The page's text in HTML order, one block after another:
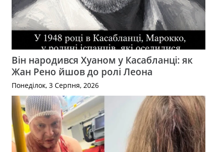
Він народився Хуаном у Касабланці: як
Жан Рено йшов до ролі Леона
Понеділок, 3 Серпня, 2026